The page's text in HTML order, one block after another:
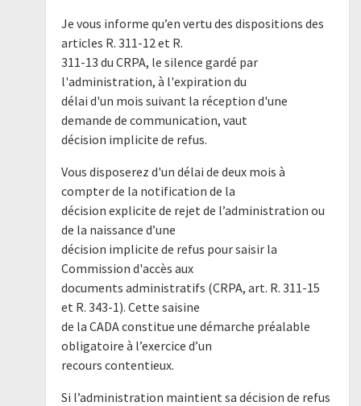
Je vous informe qu’en vertu des dispositions des
articles R. 311-12 et R.
311-13 du CRPA, le silence gardé par
l'administration, à l'expiration du
délai d'un mois suivant la réception d'une
demande de communication, vaut
décision implicite de refus.
Vous disposerez d'un délai de deux mois à
compter de la notification de la
décision explicite de rejet de l’administration ou
de la naissance d’une
décision implicite de refus pour saisir la
Commission d'accès aux
documents administratifs (CRPA, art. R. 311-15
et R. 343-1). Cette saisine
de la CADA constitue une démarche préalable
obligatoire à l’exercice d’un
recours contentieux.
Si l’administration maintient sa décision de refus